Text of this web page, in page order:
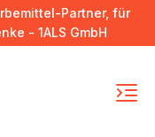
Partner, für
- 1ALS GmbH